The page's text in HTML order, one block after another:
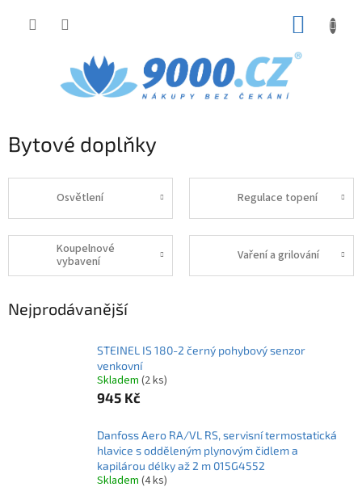
Bytové doplňky
Osvětlení Regulace topení
Koupelnové
vybavení
Vaření a grilování
Nejprodávanější
STEINEL IS 180-2 černý pohybový senzor
venkovní
Skladem (2 ks)
945 Kč
Danfoss Aero RA/VL RS, servisní termostatická
hlavice s odděleným plynovým čidlem a
kapilárou délky až 2 m 015G4552
Skladem (4 ks)